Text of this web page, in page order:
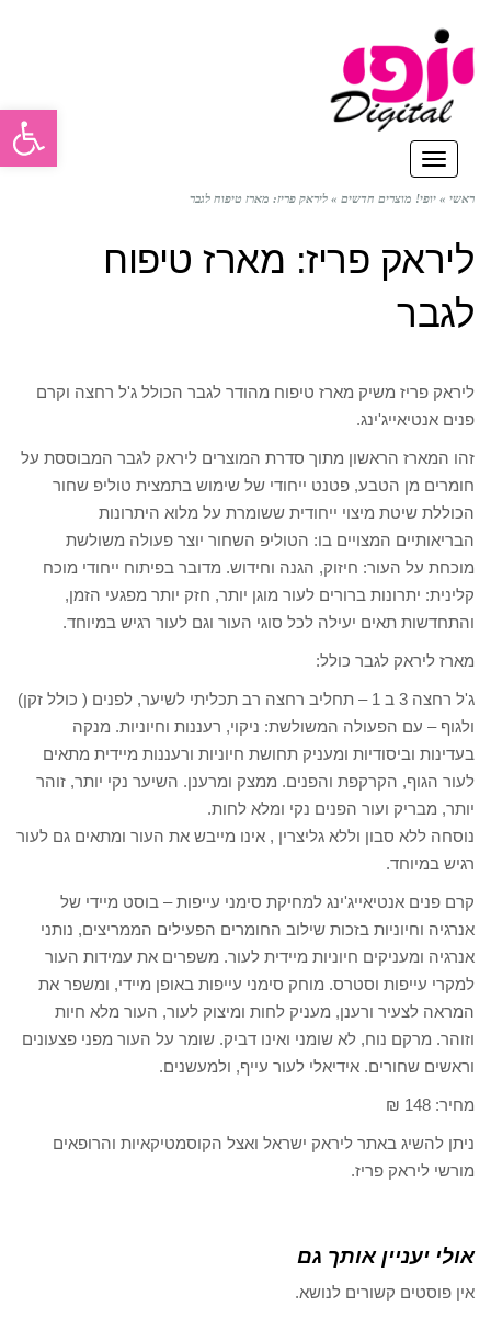
תפריט
ראשי » יופי! מוצרים חדשים » ליראק פריז: מארז טיפוח לגבר
ליראק פריז: מארז טיפוח
לגבר
ליראק פריז משיק מארז טיפוח מהודר לגבר הכולל ג'ל רחצה וקרם
פנים אנטיאייג'ינג.
זהו המארז הראשון מתוך סדרת המוצרים ליראק לגבר המבוססת על
חומרים מן הטבע, פטנט ייחודי של שימוש בתמצית טוליפ שחור
הכוללת שיטת מיצוי ייחודית ששומרת על מלוא היתרונות
הבריאותיים המצויים בו: הטוליפ השחור יוצר פעולה משולשת
מוכחת על העור: חיזוק, הגנה וחידוש. מדובר בפיתוח ייחודי מוכח
קלינית: יתרונות ברורים לעור מוגן יותר, חזק יותר מפגעי הזמן,
והתחדשות תאים יעילה לכל סוגי העור וגם לעור רגיש במיוחד.
מארז ליראק לגבר כולל:
ג'ל רחצה 3 ב 1 – תחליב רחצה רב תכליתי לשיער, לפנים ( כולל זקן)
ולגוף – עם הפעולה המשולשת: ניקוי, רעננות וחיוניות. מנקה
בעדינות וביסודיות ומעניק תחושת חיוניות ורעננות מיידית מתאים
לעור הגוף, הקרקפת והפנים. ממצק ומרענן. השיער נקי יותר, זוהר
יותר, מבריק ועור הפנים נקי ומלא לחות.
נוסחה ללא סבון וללא גליצרין , אינו מייבש את העור ומתאים גם לעור
רגיש במיוחד.
קרם פנים אנטיאייג'ינג למחיקת סימני עייפות – בוסט מיידי של
אנרגיה וחיוניות בזכות שילוב החומרים הפעילים הממריצים, נותני
אנרגיה ומעניקים חיוניות מיידית לעור. משפרים את עמידות העור
למקרי עייפות וסטרס. מוחק סימני עייפות באופן מיידי, ומשפר את
המראה לצעיר ורענן, מעניק לחות ומיצוק לעור, העור מלא חיות
וזוהר. מרקם נוח, לא שומני ואינו דביק. שומר על העור מפני פצעונים
וראשים שחורים. אידיאלי לעור עייף, ולמעשנים.
מחיר: 148 ₪
ניתן להשיג באתר ליראק ישראל ואצל הקוסמטיקאיות והרופאים
מורשי ליראק פריז.
אולי יעניין אותך גם
אין פוסטים קשורים לנושא.
פתח